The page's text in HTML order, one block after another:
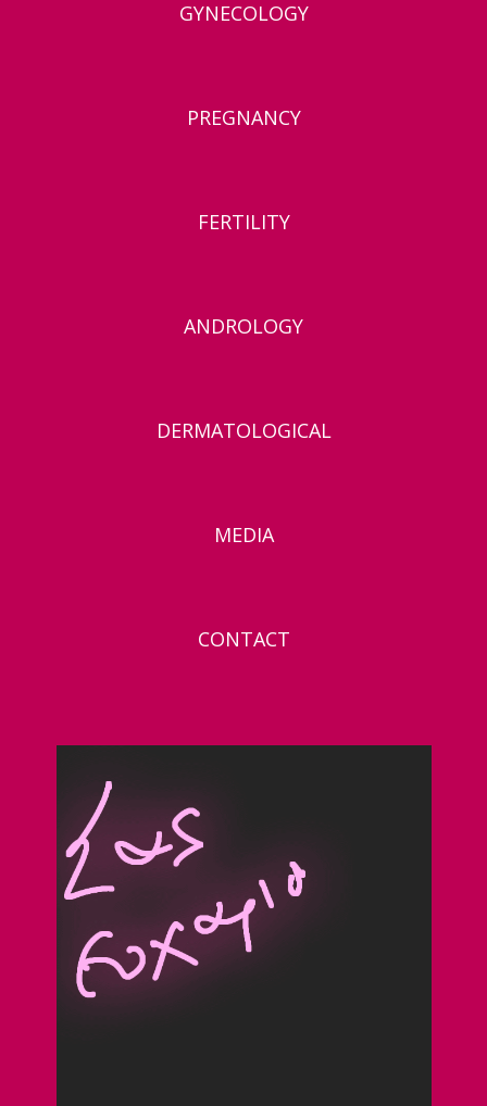
GYNECOLOGY
PREGNANCY
FERTILITY
ANDROLOGY
DERMATOLOGICAL
MEDIA
CONTACT